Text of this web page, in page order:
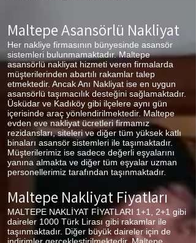
Maltepe Asansörlü Nakliyat
Her nakliye firmasının bünyesinde asansör
sistemleri bulunmamaktadır. Maltepe
asansörlü nakliyat hizmeti veren firmalarda
müşterilerinden abartılı rakamlar talep
etmektedir. Ancak Anı Nakliyat ise en uygun
asansörlü taşımacılık desteğini sağlamaktadır.
Üsküdar ve Kadıköy gibi ilçelere aynı gün
içerisinde araç yönlendirilmektedir. Maltepe
evden eve nakliyat ücretleri firmamız
rezidansları, siteleri ve diğer tüm yüksek katlı
binaları asansör sistemleri ile taşımaktadır.
Müşterilerimiz ise sadece değerli eşyalarını
yanına almakta ve diğer tüm eşyalar uzman
personellerimiz tarafından taşınmaktadır.
Maltepe Nakliyat Fiyatları
MALTEPE NAKLİYAT FİYATLARI 1+1, 2+1 gibi
daireler 1000 Türk Lirası gibi rakamlar ile
taşınmaktadır. Diğer büyük daireler için de